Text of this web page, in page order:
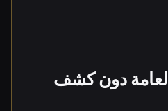
استخدم Wi-Fi العامة دون كشف